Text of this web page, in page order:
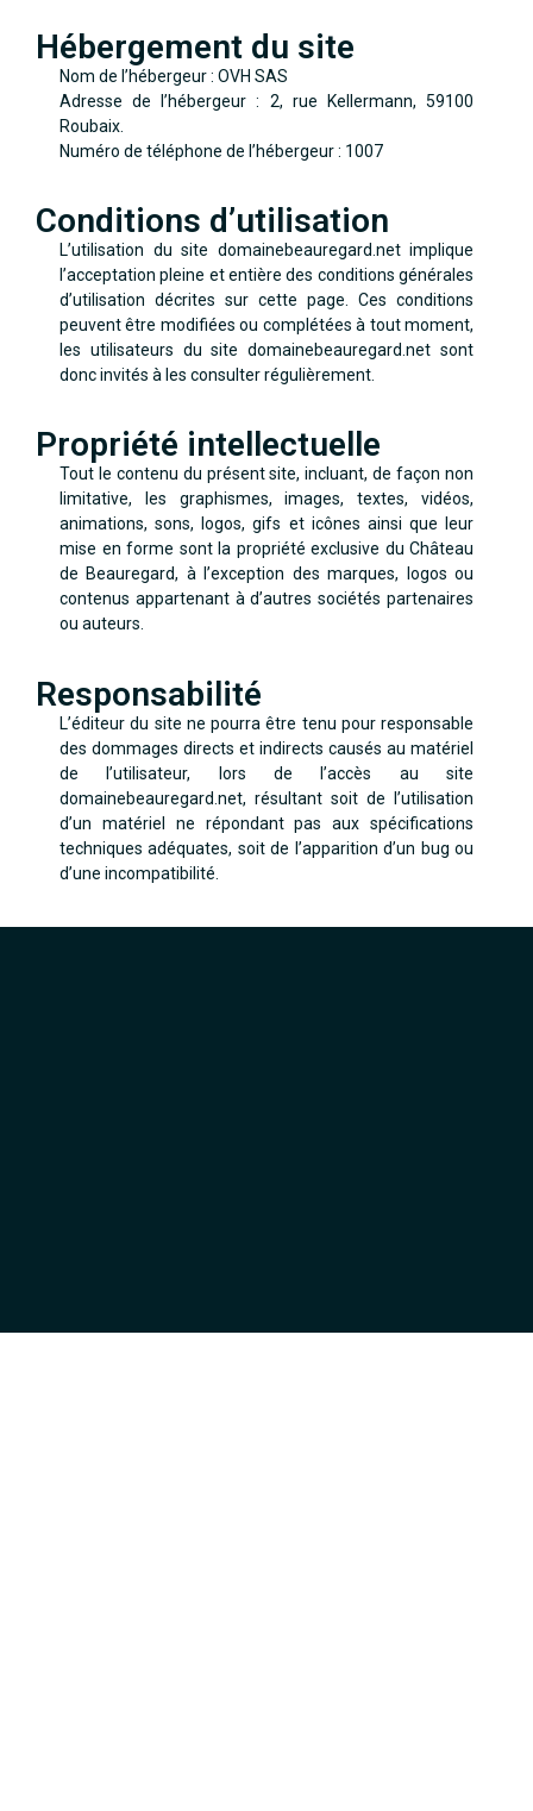
Hébergement du site
Nom de l’hébergeur : OVH SAS
Adresse de l’hébergeur : 2, rue Kellermann, 59100
Roubaix.
Numéro de téléphone de l’hébergeur : 1007
Conditions d’utilisation
L’utilisation du site domainebeauregard.net implique
l’acceptation pleine et entière des conditions générales
d’utilisation décrites sur cette page. Ces conditions
peuvent être modifiées ou complétées à tout moment,
les utilisateurs du site domainebeauregard.net sont
donc invités à les consulter régulièrement.
Propriété intellectuelle
Tout le contenu du présent site, incluant, de façon non
limitative, les graphismes, images, textes, vidéos,
animations, sons, logos, gifs et icônes ainsi que leur
mise en forme sont la propriété exclusive du Château
de Beauregard, à l’exception des marques, logos ou
contenus appartenant à d’autres sociétés partenaires
ou auteurs.
Responsabilité
L’éditeur du site ne pourra être tenu pour responsable
des dommages directs et indirects causés au matériel
de l’utilisateur, lors de l’accès au site
domainebeauregard.net, résultant soit de l’utilisation
d’un matériel ne répondant pas aux spécifications
techniques adéquates, soit de l’apparition d’un bug ou
d’une incompatibilité.